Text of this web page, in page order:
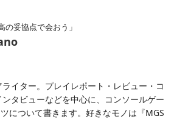
の妥協点で会おう」
イター。プレイレポート・レビュー・コ
タビューなどを中心に、コンソールゲー
について書きます。好きなモノは『MGS